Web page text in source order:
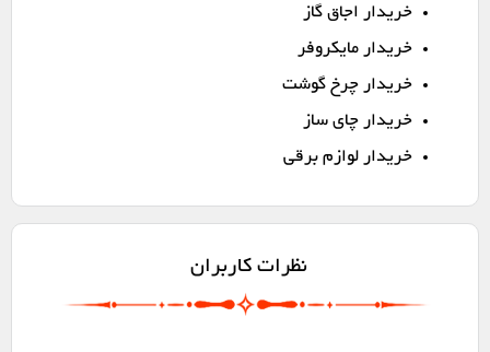
خریدار اجاق گاز
خریدار مایکروفر
خریدار چرخ گوشت
خریدار چای ساز
خریدار لوازم برقی
نظرات کاربران